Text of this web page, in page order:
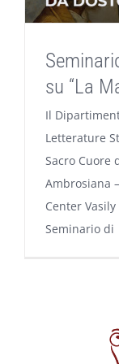
su “La
Il
Letterature
Sacro Cuore
Ambrosiana
Center
Seminario di